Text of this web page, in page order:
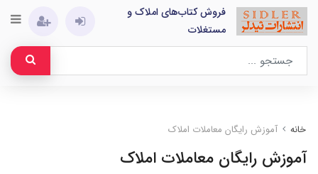
فروش کتاب‌های املاک و
مستغلات
خانه آموزش رایگان معاملات املاک
آموزش رایگان معاملات املاک